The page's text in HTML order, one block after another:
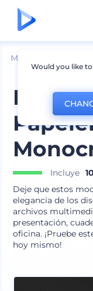
Mockups
Incluye
Deje que estos
elegancia de los
archivos
presentación,
oficina. ¡Pruebe
hoy mismo!
Would you like